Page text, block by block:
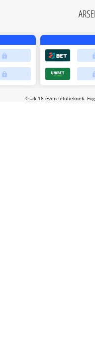
Csak 18 éven felülieknek.